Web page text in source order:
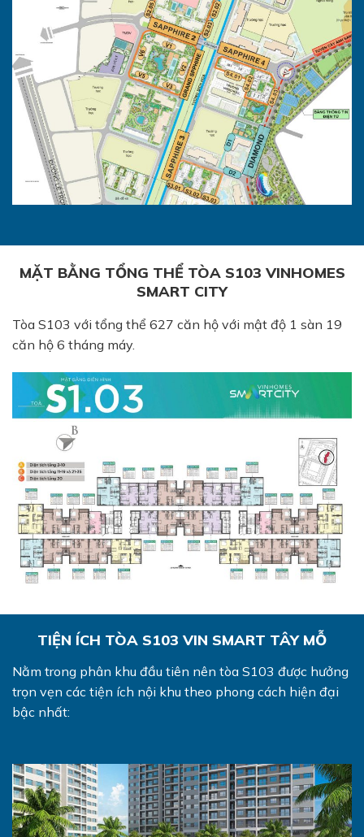
MẶT BẰNG TỔNG THỂ TÒA S103 VINHOMES
SMART CITY
Tòa S103 với tổng thể 627 căn hộ với mật độ 1 sàn 19
căn hộ 6 tháng máy.
TIỆN ÍCH TÒA S103 VIN SMART TÂY MỖ
Nằm trong phân khu đầu tiên nên tòa S103 được hưởng
trọn vẹn các tiện ích nội khu theo phong cách hiện đại
bậc nhất: